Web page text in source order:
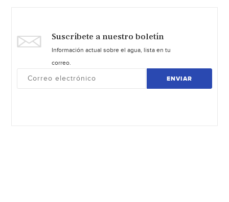
Suscríbete a nuestro boletín
Información actual sobre el agua, lista en tu
correo.
ENVIAR